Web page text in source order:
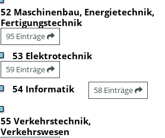
52 Maschinenbau, Energietechnik,
Fertigungstechnik
95 Einträge
53 Elektrotechnik
59 Einträge
54 Informatik 58 Einträge
55 Verkehrstechnik,
Verkehrswesen